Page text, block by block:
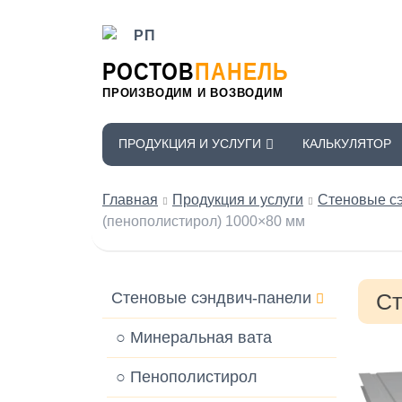
РОСТОВПАНЕЛЬ
ПРОИЗВОДИМ И ВОЗВОДИМ
ПРОДУКЦИЯ И УСЛУГИ КАЛЬКУЛЯТОР
Главная Продукция и услуги
Стеновые
(пенополистирол) 1000×80 мм
Стеновые сэндвич-панели
○ Минеральная вата
○ Пенополистирол